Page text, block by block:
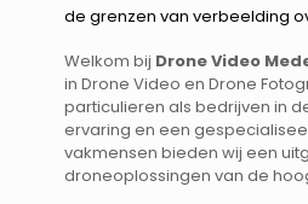
de grenzen van verbeelding
Welkom bij Drone Video
in Drone Video en Drone
particulieren als bedrijven in
ervaring en een
vakmensen bieden wij een
droneoplossingen van de